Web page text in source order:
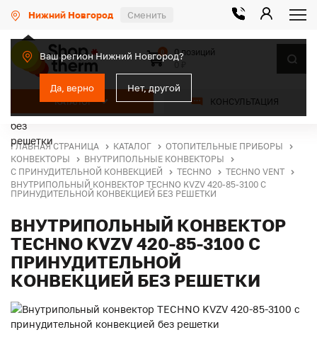
Нижний Новгород Сменить
Ваш регион Нижний Новгород?
Да, верно Нет, другой
КАТАЛОГ КОНСУЛЬТАЦИЯ
0
0 позиций
ГЛАВНАЯ СТРАНИЦА КАТАЛОГ
ОТОПИТЕЛЬНЫЕ ПРИБОРЫ
КОНВЕКТОРЫ
ВНУТРИПОЛЬНЫЕ КОНВЕКТОРЫ
С ПРИНУДИТЕЛЬНОЙ КОНВЕКЦИЕЙ
TECHNO
TECHNO VENT
ВНУТРИПОЛЬНЫЙ КОНВЕКТОР TECHNO KVZV 420-85-3100 С
ПРИНУДИТЕЛЬНОЙ КОНВЕКЦИЕЙ БЕЗ РЕШЕТКИ
ВНУТРИПОЛЬНЫЙ КОНВЕКТОР
TECHNO KVZV 420-85-3100 С
ПРИНУДИТЕЛЬНОЙ
КОНВЕКЦИЕЙ БЕЗ РЕШЕТКИ